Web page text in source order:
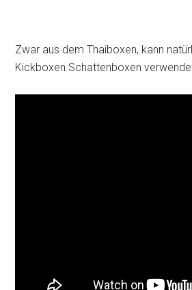
Zwar aus dem Thaiboxen, kann
Kickboxen Schattenboxen